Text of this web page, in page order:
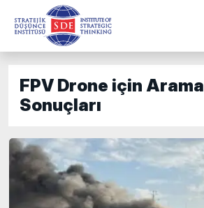
FPV Drone için Arama
Sonuçları